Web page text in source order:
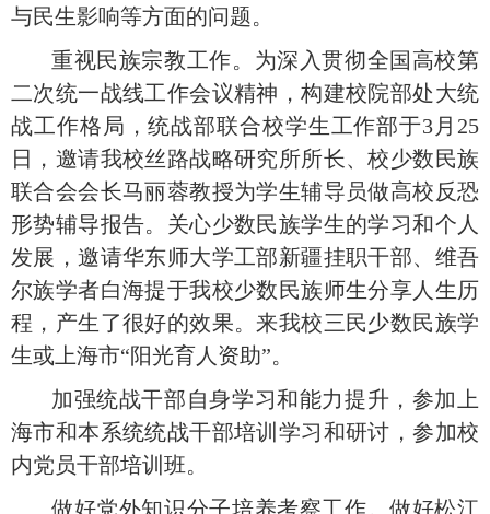
与民生影响等方面的问题。
重视民族宗教工作。为深入贯彻全国高校第
二次统一战线工作会议精神，构建校院部处大统
战工作格局，统战部联合校学生工作部于3 月 25
日，邀请我校丝路战略研究所所长、校少数民族
联合会会长马丽蓉教授为学生辅导员做高校反恐
形势辅导报告。关心少数民族学生的学习和个人
发展，邀请华东师大学工部新疆挂职干部、维吾
尔族学者白海提于我校少数民族师生分享人生历
程，产生了很好的效果。来我校三民少数民族学
生或上海市“阳光育人资助”。
加强统战干部自身学习和能力提升，参加上
海市和本系统统战干部培训学习和研讨，参加校
内党员干部培训班。
做好党外知识分子培养考察工作。做好松江